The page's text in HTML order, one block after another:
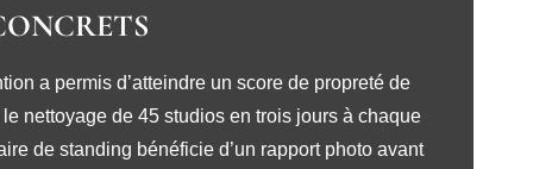
a permis d’atteindre un score de propreté de
nettoyage de 45 studios en trois jours à chaque
de standing bénéficie d’un rapport photo avant